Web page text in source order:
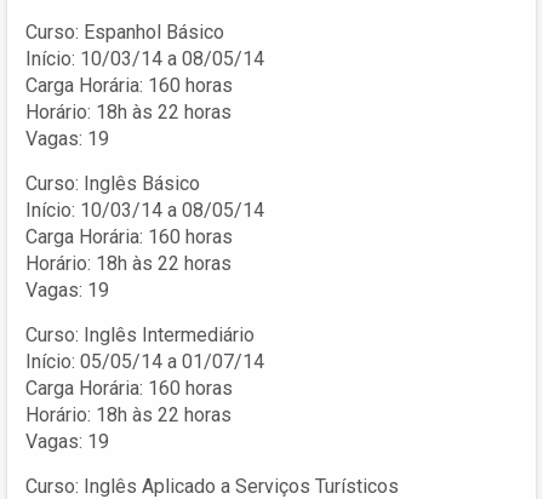
Curso: Espanhol Básico
Início: 10/03/14 a 08/05/14
Carga Horária: 160 horas
Horário: 18h às 22 horas
Vagas: 19
Curso: Inglês Básico
Início: 10/03/14 a 08/05/14
Carga Horária: 160 horas
Horário: 18h às 22 horas
Vagas: 19
Curso: Inglês Intermediário
Início: 05/05/14 a 01/07/14
Carga Horária: 160 horas
Horário: 18h às 22 horas
Vagas: 19
Curso: Inglês Aplicado a Serviços Turísticos